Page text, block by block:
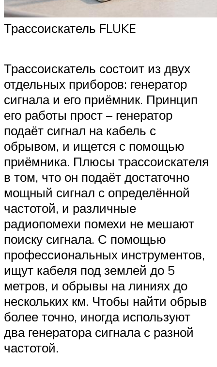
Трассоискатель FLUKE
Трассоискатель состоит из двух
отдельных приборов: генератор
сигнала и его приёмник. Принцип
его работы прост – генератор
подаёт сигнал на кабель с
обрывом, и ищется с помощью
приёмника. Плюсы трассоискателя
в том, что он подаёт достаточно
мощный сигнал с определённой
частотой, и различные
радиопомехи помехи не мешают
поиску сигнала. С помощью
профессиональных инструментов,
ищут кабеля под землей до 5
метров, и обрывы на линиях до
нескольких км. Чтобы найти обрыв
более точно, иногда используют
два генератора сигнала с разной
частотой.